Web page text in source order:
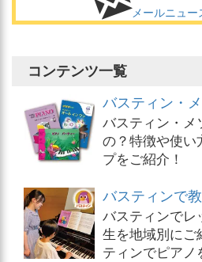
メールニュー
コンテンツ一覧
バスティン・
バスティン・メ
の？特徴や使い
プをご紹介！
バスティンで
バスティンでレ
生を地域別にご
ティンでピアノ